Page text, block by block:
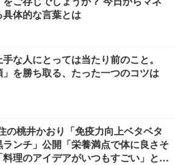
具体的な言葉とは
な人にとっては当たり前のこと。
」を勝ち取る、たった一つのコツは
の桃井かおり「免疫力向上ベタベタ
ランチ」公開「栄養満点で体に良さそ
料理のアイデアがいつもすごい」と反